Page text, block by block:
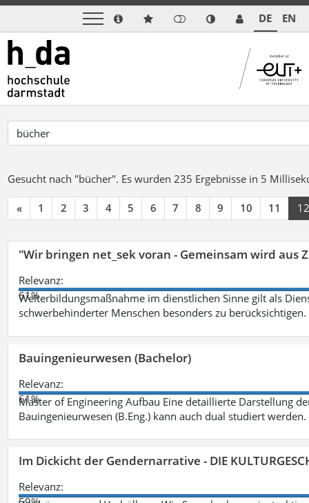
DE EN
Gesucht nach "bücher". Es wurden 235 Ergebnisse in 5
« 1 2 3 4 5 6 7 8 9 10 11 12
"Wir bringen net_sek voran - Gemeinsam wird aus
Relevanz:
61%
Weiterbildungsmaßnahme im dienstlichen Sinne gilt als
schwerbehinderter Menschen besonders zu berücksichtigen.
Bauingenieurwesen (Bachelor)
Relevanz:
61%
Master of Engineering Aufbau Eine detaillierte Darstellung
Bauingenieurwesen (B.Eng.) kann auch dual studiert
Im Dickicht der Gendernarrative - DIE
Relevanz: